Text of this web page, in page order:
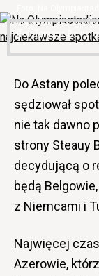
najciekawsze
(fot. Tomasz
Do Astany
sędziował
nie tak dawno
strony Steauy
decydującą o
będą
z Niemcami i
Najwięcej
Azerowie,